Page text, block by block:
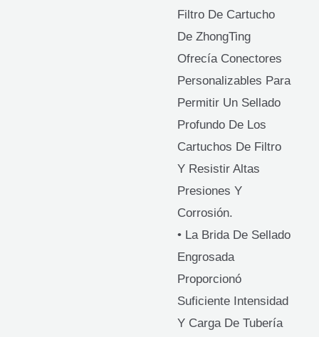
Filtro De Cartucho
De ZhongTing
Ofrecía Conectores
Personalizables Para
Permitir Un Sellado
Profundo De Los
Cartuchos De Filtro
Y Resistir Altas
Presiones Y
Corrosión.
• La Brida De Sellado
Engrosada
Proporcionó
Suficiente Intensidad
Y Carga De Tubería